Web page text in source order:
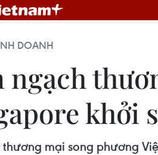
DOANH
ngạch
khởi
mại song phương